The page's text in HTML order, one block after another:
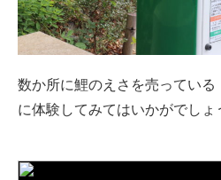
数か所に鯉のえさを売っている
に体験してみてはいかがでしょ